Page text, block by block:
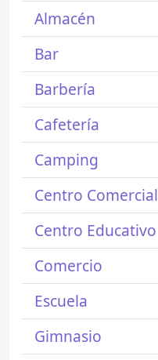
Almacén
Bar
Barbería
Cafetería
Camping
Centro Comercial
Centro Educativo
Comercio
Escuela
Gimnasio